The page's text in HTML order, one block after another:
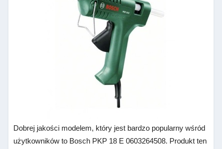
Dobrej jakości modelem, który jest bardzo popularny wśród
użytkowników to Bosch PKP 18 E 0603264508. Produkt ten